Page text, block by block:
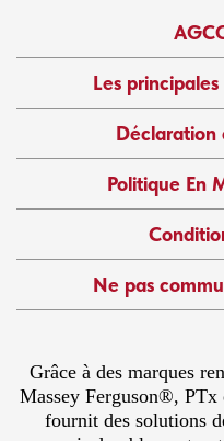
Les
Politique En
Ne pas
Grâce à des marques
Massey Ferguson®,
fournit des solutions